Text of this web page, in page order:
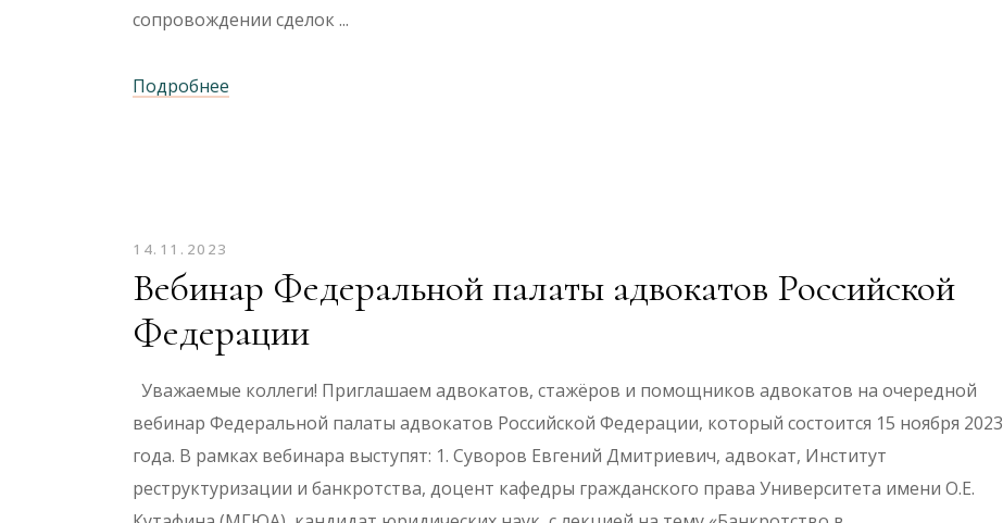
сопровождении сделок
Подробнее
14.11.2023
Вебинар Федеральной палаты адвокатов Российской
Федерации
Уважаемые коллеги! Приглашаем адвокатов, стажёров и помощников адвокатов на очередной
вебинар Федеральной палаты адвокатов Российской Федерации, который состоится 15 ноября 2023
года. В рамках вебинара выступят: 1. Суворов Евгений Дмитриевич, адвокат, Институт
реструктуризации и банкротства, доцент кафедры гражданского права Университета имени О.Е.